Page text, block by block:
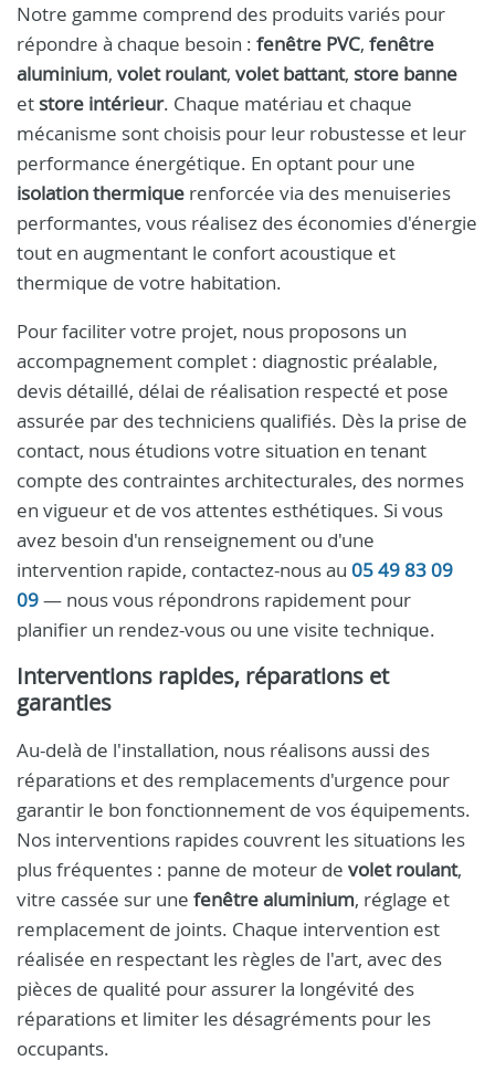
Notre gamme comprend des produits variés pour
répondre à chaque besoin : fenêtre PVC, fenêtre
aluminium, volet roulant, volet battant, store banne
et store intérieur. Chaque matériau et chaque
mécanisme sont choisis pour leur robustesse et leur
performance énergétique. En optant pour une
isolation thermique renforcée via des menuiseries
performantes, vous réalisez des économies d'énergie
tout en augmentant le confort acoustique et
thermique de votre habitation.
Pour faciliter votre projet, nous proposons un
accompagnement complet : diagnostic préalable,
devis détaillé, délai de réalisation respecté et pose
assurée par des techniciens qualifiés. Dès la prise de
contact, nous étudions votre situation en tenant
compte des contraintes architecturales, des normes
en vigueur et de vos attentes esthétiques. Si vous
avez besoin d'un renseignement ou d'une
intervention rapide, contactez-nous au 05 49 83 09
09— nous vous répondrons rapidement pour
planifier un rendez-vous ou une visite technique.
Interventions rapides, réparations et
garanties
Au-delà de l'installation, nous réalisons aussi des
réparations et des remplacements d'urgence pour
garantir le bon fonctionnement de vos équipements.
Nos interventions rapides couvrent les situations les
plus fréquentes : panne de moteur de volet roulant,
vitre cassée sur une fenêtre aluminium, réglage et
remplacement de joints. Chaque intervention est
réalisée en respectant les règles de l'art, avec des
pièces de qualité pour assurer la longévité des
réparations et limiter les désagréments pour les
occupants.